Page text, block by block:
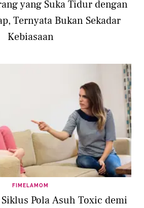
yang Suka Tidur dengan
Ternyata Bukan Sekadar
Kebiasaan
FIMELAMOM
Pola Asuh Toxic demi